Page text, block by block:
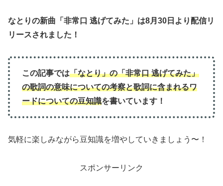
なとりの新曲「非常口 逃げてみた」は8月30日より配信リ
リースされました！
この記事では「なとり」の「非常口 逃げてみた」
の歌詞の意味についての考察と歌詞に含まれるワ
ードについての豆知識を書いています！
気軽に楽しみながら豆知識を増やしていきましょう〜！
スポンサーリンク